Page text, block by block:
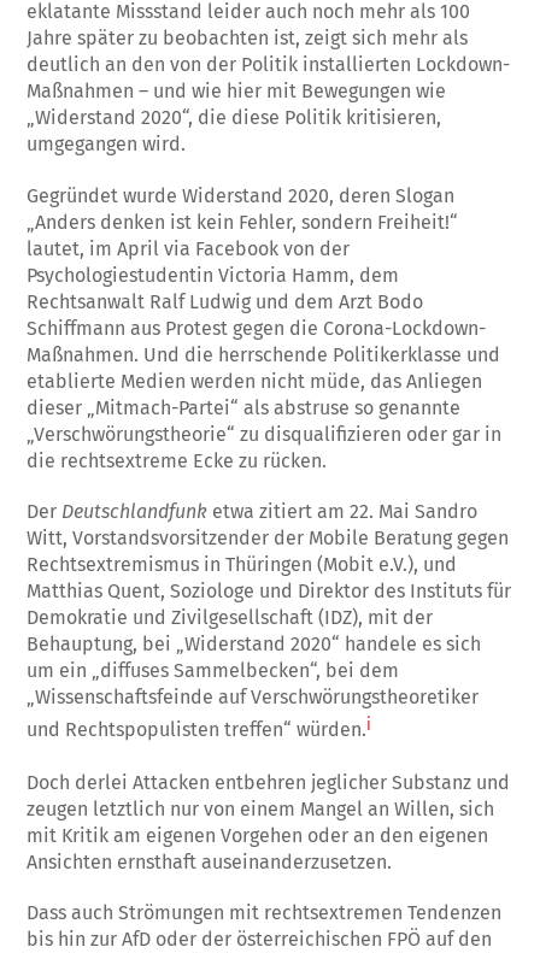
eklatante Missstand leider auch noch mehr als 100
Jahre später zu beobachten ist, zeigt sich mehr als
deutlich an den von der Politik installierten Lockdown-
Maßnahmen – und wie hier mit Bewegungen wie
„Widerstand 2020“, die diese Politik kritisieren,
umgegangen wird.
Gegründet wurde Widerstand 2020, deren Slogan
„Anders denken ist kein Fehler, sondern Freiheit!“
lautet, im April via Facebook von der
Psychologiestudentin Victoria Hamm, dem
Rechtsanwalt Ralf Ludwig und dem Arzt Bodo
Schiffmann aus Protest gegen die Corona-Lockdown-
Maßnahmen. Und die herrschende Politikerklasse und
etablierte Medien werden nicht müde, das Anliegen
dieser „Mitmach-Partei“ als abstruse so genannte
„Verschwörungstheorie“ zu disqualifizieren oder gar in
die rechtsextreme Ecke zu rücken.
Der Deutschlandfunk etwa zitiert am 22. Mai Sandro
Witt, Vorstandsvorsitzender der Mobile Beratung gegen
Rechtsextremismus in Thüringen (Mobit e.V.), und
Matthias Quent, Soziologe und Direktor des Instituts für
Demokratie und Zivilgesellschaft (IDZ), mit der
Behauptung, bei „Widerstand 2020“ handele es sich
um ein „diffuses Sammelbecken“, bei dem
„Wissenschaftsfeinde auf Verschwörungstheoretiker
und Rechtspopulisten treffen“ würden.i
Doch derlei Attacken entbehren jeglicher Substanz und
zeugen letztlich nur von einem Mangel an Willen, sich
mit Kritik am eigenen Vorgehen oder an den eigenen
Ansichten ernsthaft auseinanderzusetzen.
Dass auch Strömungen mit rechtsextremen Tendenzen
bis hin zur AfD oder der österreichischen FPÖ auf den